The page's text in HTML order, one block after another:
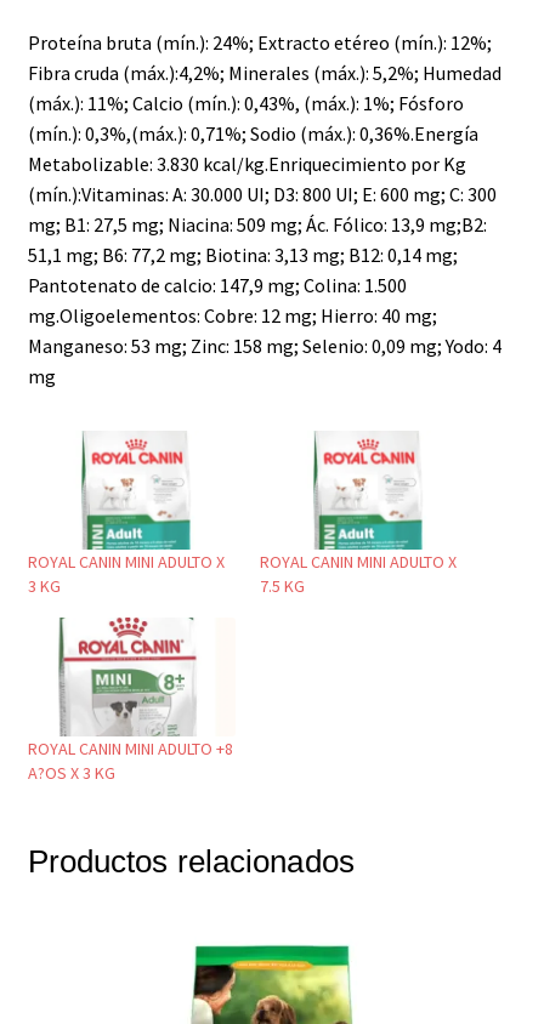
Proteína bruta (mín.): 24%; Extracto etéreo (mín.): 12%;
Fibra cruda (máx.):4,2%; Minerales (máx.): 5,2%; Humedad
(máx.): 11%; Calcio (mín.): 0,43%, (máx.): 1%; Fósforo
(mín.): 0,3%,(máx.): 0,71%; Sodio (máx.): 0,36%.Energía
Metabolizable: 3.830 kcal/kg.Enriquecimiento por Kg
(mín.):Vitaminas: A: 30.000 UI; D3: 800 UI; E: 600 mg; C: 300
mg; B1: 27,5 mg; Niacina: 509 mg; Ác. Fólico: 13,9 mg;B2:
51,1 mg; B6: 77,2 mg; Biotina: 3,13 mg; B12: 0,14 mg;
Pantotenato de calcio: 147,9 mg; Colina: 1.500
mg.Oligoelementos: Cobre: 12 mg; Hierro: 40 mg;
Manganeso: 53 mg; Zinc: 158 mg; Selenio: 0,09 mg; Yodo: 4
mg
ROYAL CANIN MINI ADULTO X
3 KG
ROYAL CANIN MINI ADULTO X
7.5 KG
ROYAL CANIN MINI ADULTO +8
A?OS X 3 KG
Productos relacionados